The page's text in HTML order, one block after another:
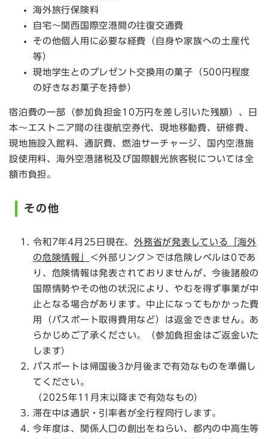
海外旅行保険料
自宅～関西国際空港間の往復交通費
その他個人用に必要な経費（自身や家族への土産代
等）
現地学生とのプレゼント交換用の菓子（500円程度
の好きなお菓子を持参）
宿泊費の一部（参加負担金10万円を差し引いた残額）、日
本～エストニア間の往復航空券代、現地移動費、研修費、
現地施設入館料、通訳費、燃油サーチャージ、国内空港施
設使用料、海外空港諸税及び国際観光旅客税については全
額市負担。
その他
令和7年4月25日現在、 外務省が発表している「海外
の危険情報」
＜外部リンク＞ では危険レベルは0であ
り、危険情報は発表されておりませんが、今後諸般の
国際情勢やその他の状況により、やむを得ず事業が中
止となる場合があります。中止になってもかかった費
用（パスポート取得費用など）は返金できません。あ
らかじめご了承ください。（参加負担金はご返金いた
します）
パスポートは帰国後3か月後まで有効なものを準備し
てください。
（2025年11月末以降まで有効なもの）
滞在中は通訳・引率者が全行程同行します。
今年度は、関係人口の創出をねらい、都内の中高生等